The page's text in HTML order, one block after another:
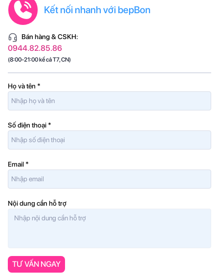
Kết nối nhanh với bepBon
Bán hàng & CSKH:
0944.82.85.86
(8:00-21:00 kể cả T7, CN)
Họ và tên *
Số điện thoại *
Email *
Nội dung cần hỗ trợ
TƯ VẤN NGAY